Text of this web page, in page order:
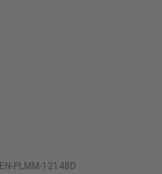
PLMM-12148D